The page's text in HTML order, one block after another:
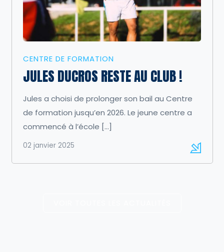
CENTRE DE FORMATION
JULES DUCROS RESTE AU CLUB !
Jules a choisi de prolonger son bail au Centre
de formation jusqu’en 2026. Le jeune centre a
commencé à l’école […]
02 janvier 2025